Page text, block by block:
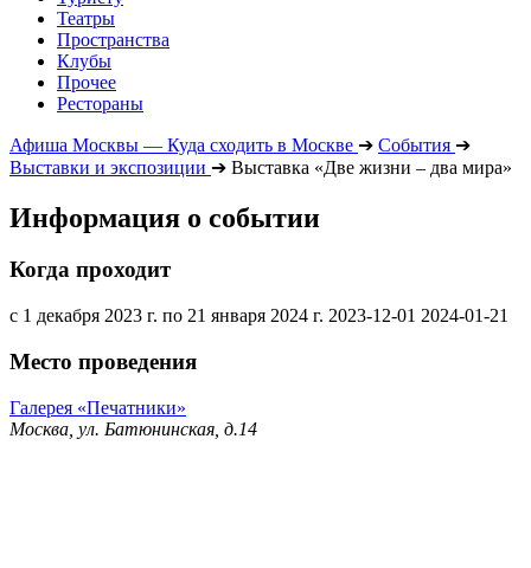
Театры
Пространства
Клубы
Прочее
Рестораны
Афиша Москвы — Куда сходить в Москве ➔ События ➔
Выставки и экспозиции ➔ Выставка «Две жизни – два мира»
Информация о событии
Когда проходит
с 1 декабря 2023 г. по 21 января 2024 г. 2023-12-01 2024-01-21
Место проведения
Галерея «Печатники»
Москва, ул. Батюнинская, д.14